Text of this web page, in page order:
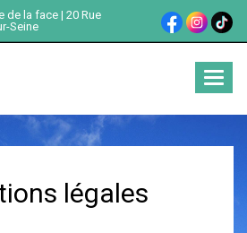
de la face | 20 Rue
Seine
Ouvrir
menu
légales